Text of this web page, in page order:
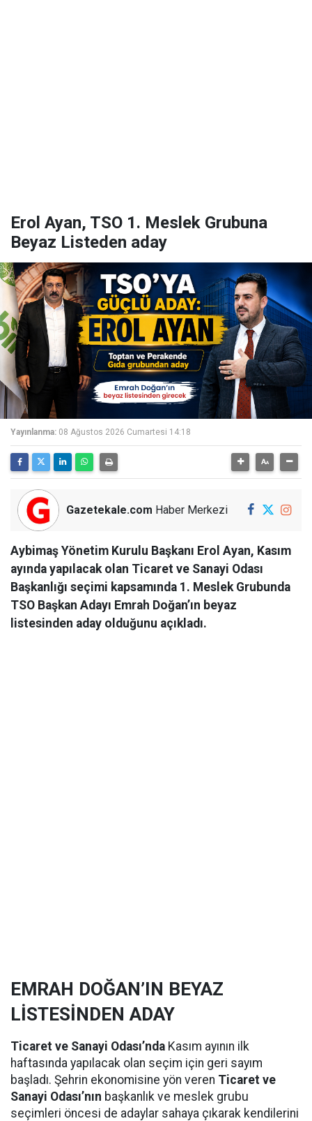
Erol Ayan, TSO 1. Meslek Grubuna
Beyaz Listeden aday
Yayınlanma: 08 Ağustos 2026 Cumartesi 14:18
Gazetekale.com Haber Merkezi
Aybimaş Yönetim Kurulu Başkanı Erol Ayan, Kasım
ayında yapılacak olan Ticaret ve Sanayi Odası
Başkanlığı seçimi kapsamında 1. Meslek Grubunda
TSO Başkan Adayı Emrah Doğan’ın beyaz
listesinden aday olduğunu açıkladı.
EMRAH DOĞAN’IN BEYAZ
LİSTESİNDEN ADAY
Ticaret ve Sanayi Odası’nda Kasım ayının ilk
haftasında yapılacak olan seçim için geri sayım
başladı. Şehrin ekonomisine yön veren Ticaret ve
Sanayi Odası’nın başkanlık ve meslek grubu
seçimleri öncesi de adaylar sahaya çıkarak kendilerini